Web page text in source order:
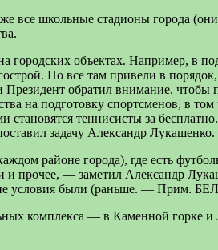
все школьные стадионы города
городских объектах. Например, в
Но все там привели в
обратил внимание, чтобы
на подготовку спортсменов, в
становятся теннисисты за
задачу Александр Лукашенко.
районе города), где есть
прочее, — заметил Александр
условия были (раньше. — Прим.
комплекса — в Каменной горке